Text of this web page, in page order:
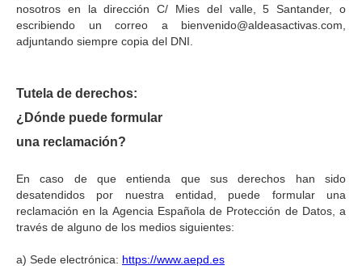
nosotros en la dirección C/ Mies del valle, 5 Santander, o
escribiendo un correo a bienvenido@aldeasactivas.com,
adjuntando siempre copia del DNI.
Tutela de derechos:
¿Dónde puede formular
una reclamación?
En caso de que entienda que sus derechos han sido
desatendidos por nuestra entidad, puede formular una
reclamación en la Agencia Española de Protección de Datos, a
través de alguno de los medios siguientes:
a) Sede electrónica: https://www.aepd.es